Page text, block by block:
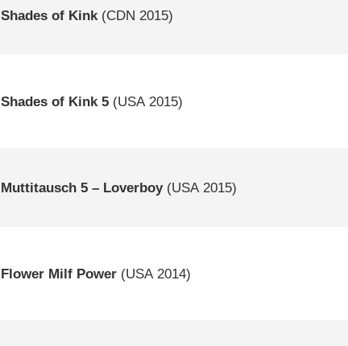
Shades of Kink (CDN 2015)
Shades of Kink 5 (USA 2015)
Muttitausch 5 – Loverboy(USA 2015)
Flower Milf Power (USA 2014)